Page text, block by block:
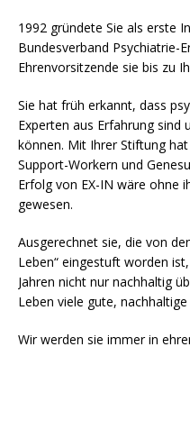
1992 gründete Sie als erste
Bundesverband Psychiatrie-
Ehrenvorsitzende sie bis zu
Sie hat früh erkannt, dass
Experten aus Erfahrung sind
können. Mit Ihrer Stiftung
Support-Workern und
Erfolg von EX-IN wäre ohne
gewesen.
Ausgerechnet sie, die von
Leben“ eingestuft worden
Jahren nicht nur nachhaltig
Leben viele gute,
Wir werden sie immer in